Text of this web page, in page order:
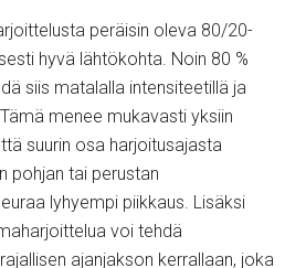
peräisin oleva 80/20-
hyvä lähtökohta. Noin 80 %
siis matalalla intensiteetillä ja
menee mukavasti yksiin
suurin osa harjoitusajasta
pohjan tai perustan
lyhyempi piikkaus. Lisäksi
voi tehdä
ajanjakson kerrallaan, joka